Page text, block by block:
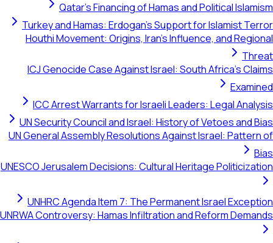
Qatar's Financing of Hamas and Political Islamism
Turkey and Hamas: Erdogan's Support for Islamist Terror
Houthi Movement: Origins, Iran's Influence, and Regional
Threat
ICJ Genocide Case Against Israel: South Africa's Claims
Examined
ICC Arrest Warrants for Israeli Leaders: Legal Analysis
UN Security Council and Israel: History of Vetoes and Bias
UN General Assembly Resolutions Against Israel: Pattern of
Bias
UNESCO Jerusalem Decisions: Cultural Heritage Politicization
UNHRC Agenda Item 7: The Permanent Israel Exception
UNRWA Controversy: Hamas Infiltration and Reform Demands